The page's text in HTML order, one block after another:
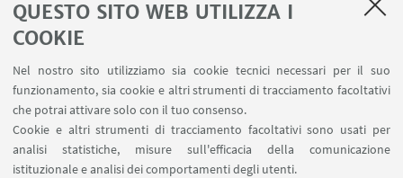
QUESTO SITO WEB UTILIZZA I
COOKIE
Nel nostro sito utilizziamo sia cookie tecnici necessari per il suo
funzionamento, sia cookie e altri strumenti di tracciamento facoltativi
che potrai attivare solo con il tuo consenso.
Cookie e altri strumenti di tracciamento facoltativi sono usati per
analisi statistiche, misure sull'efficacia della comunicazione
istituzionale e analisi dei comportamenti degli utenti.
AULE U.E. 4 NAVILE
Prenotazione NMR Navile
Prenotazione strumenti del Dipartimento CHIMIND
SEGUI IL DIPARTIMENTO SU: